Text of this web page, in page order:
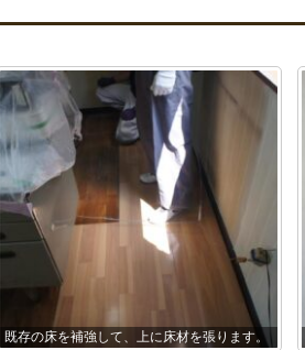
既存の床を補強して、上に床材を張ります。